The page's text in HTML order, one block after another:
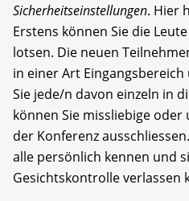
Sicherheitseinstellungen. Hier
Erstens können Sie die
lotsen. Die neuen
in einer Art
Sie jede/n davon einzeln in
können Sie missliebige
der Konferenz
alle persönlich kennen und
Gesichtskontrolle verlassen